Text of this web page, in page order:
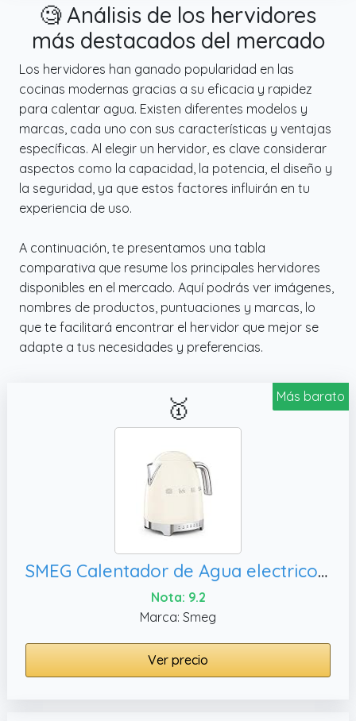
🧐 Análisis de los hervidores
más destacados del mercado
Los hervidores han ganado popularidad en las
cocinas modernas gracias a su eficacia y rapidez
para calentar agua. Existen diferentes modelos y
marcas, cada uno con sus características y ventajas
específicas. Al elegir un hervidor, es clave considerar
aspectos como la capacidad, la potencia, el diseño y
la seguridad, ya que estos factores influirán en tu
experiencia de uso.
A continuación, te presentamos una tabla
comparativa que resume los principales hervidores
disponibles en el mercado. Aquí podrás ver imágenes,
nombres de productos, puntuaciones y marcas, lo
que te facilitará encontrar el hervidor que mejor se
adapte a tus necesidades y preferencias.
Más barato
🥇
SMEG Calentador de Agua electrico, Crema
Nota: 9.2
Marca: Smeg
Ver precio